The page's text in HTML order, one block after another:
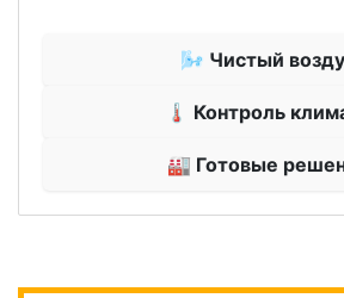
🌬 Чистый
🌡 Контроль
🏭 Готовые